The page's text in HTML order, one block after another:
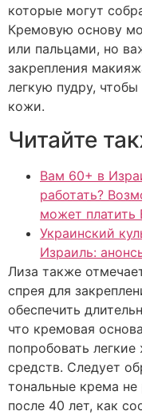
которые могут
Кремовую основу
или пальцами, но
закрепления
легкую пудру,
кожи.
Читайте
Вам 60+ в
работать?
может платить
Украинский
Израиль:
Лиза также
спрея для
обеспечить
что кремовая
попробовать
средств. Следует
тональные крема не
после 40 лет, как